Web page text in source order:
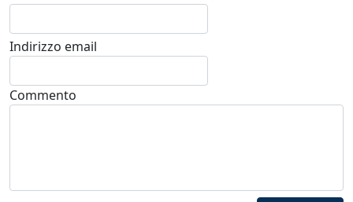
Indirizzo email
Commento